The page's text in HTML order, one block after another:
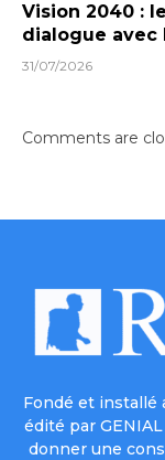
Vision 2040 :
dialogue avec
31/07/2026
Comments are
Fondé et installé
édité par
donner une